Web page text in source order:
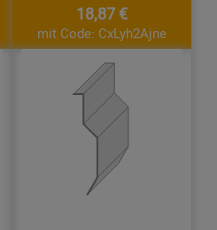
18,87 €
mit Code: CxLyh2Ajne